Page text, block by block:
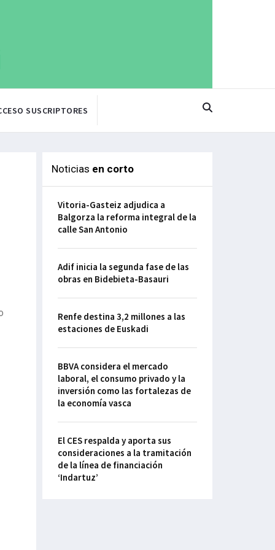
SUSCRIPTORES
Noticias en corto
Vitoria-Gasteiz adjudica a
Balgorza la reforma integral de la
calle San Antonio
Adif inicia la segunda fase de las
obras en Bidebieta-Basauri
Renfe destina 3,2 millones a las
estaciones de Euskadi
BBVA considera el mercado
laboral, el consumo privado y la
inversión como las fortalezas de
la economía vasca
El CES respalda y aporta sus
consideraciones a la tramitación
de la línea de financiación
‘Indartuz’